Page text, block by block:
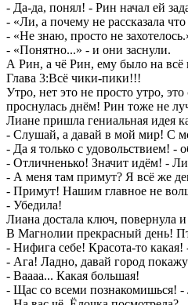
- Да-да, понял! - Рин начал ей
- «Ли, а почему не рассказала
- «Не знаю, просто не
- «Понятно...» - и они заснули.
А Рин, а чё Рин, ему было на всё
Глава 3:Всё чики-пики!!!
Утро, нет это не просто утро,
проснулась днём! Рин тоже не
Лиане пришла гениальная идея
- Слушай, а давай в мой мир! С
- Да я только с удовольствием! -
- Отличненько! Значит идём! - Ли
- А меня там примут? Я всё же
- Примут! Нашим главное не
- Убедила!
Лиана достала ключ, повернула
В Магнолии прекрасный день!
- Нифига себе! Красота-то
- Ага! Ладно, давай город
- Ваааа... Какая большая!
- Щас со всеми познакомишься! -